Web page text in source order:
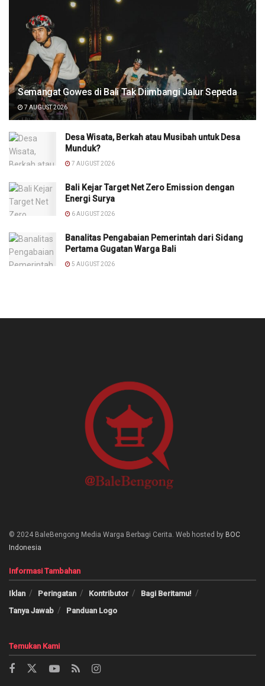
Semangat Gowes di Bali Tak Diimbangi Jalur Sepeda
7 AUGUST 2026
Desa Wisata, Berkah atau Musibah untuk Desa
Munduk?
7 AUGUST 2026
Bali Kejar Target Net Zero Emission dengan
Energi Surya
6 AUGUST 2026
Banalitas Pengabaian Pemerintah dari Sidang
Pertama Gugatan Warga Bali
5 AUGUST 2026
© 2024 BaleBengong Media Warga Berbagi Cerita. Web hosted by BOC
Indonesia
Informasi Tambahan
Iklan Peringatan Kontributor
Bagi Beritamu!
Tanya Jawab
Panduan Logo
Temukan Kami